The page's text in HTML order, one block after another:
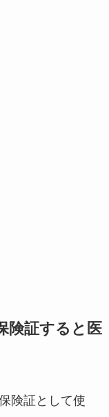
険証すると医
険証として使